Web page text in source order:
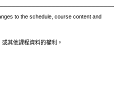
to the schedule, course content and
其他課程資料的權利。